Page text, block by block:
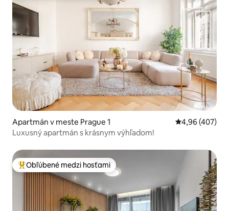
Apartmán v meste Prague 1 Priemerné
4,96 (407)
Luxusný apartmán s krásnym výhľadom!
Najobľúbenejšie medzi hosťami
Obľúbené medzi hosťami